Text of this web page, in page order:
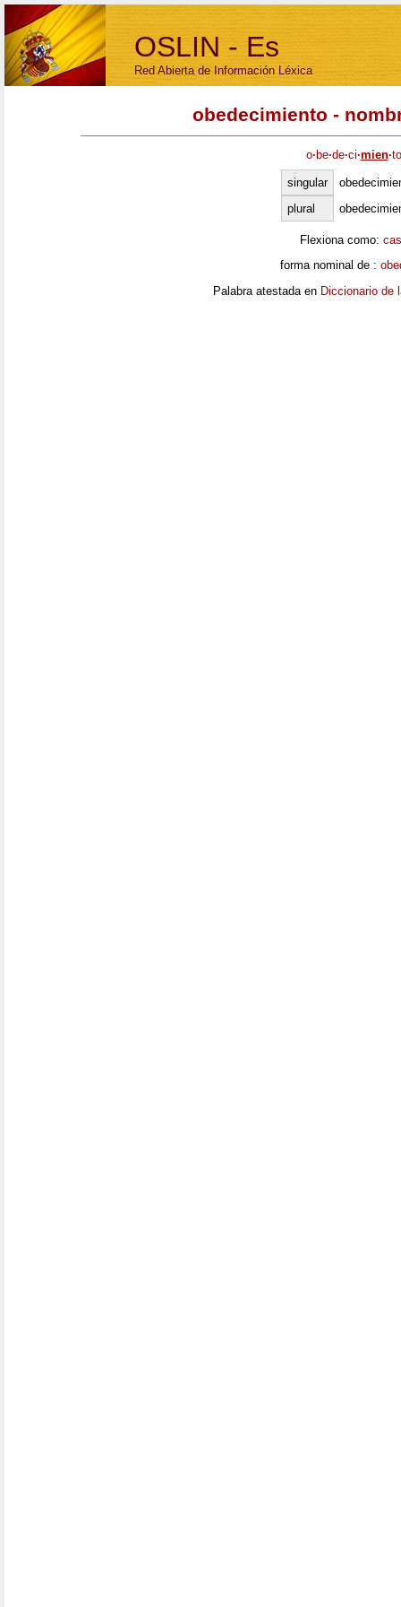
OSLIN - Es
Red Abierta de Información Léxica
obedecimiento -
o· be·de·ci·mien·to
singular
plural
Flexiona como:
forma nominal de :
Palabra atestada en Diccionario de